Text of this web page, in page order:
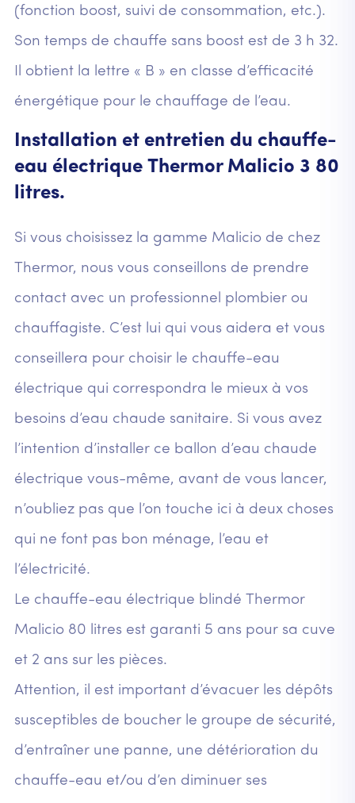
(fonction boost, suivi de consommation, etc.).
Son temps de chauffe sans boost est de 3 h 32.
Il obtient la lettre « B » en classe d’efficacité
énergétique pour le chauffage de l’eau.
Installation et entretien du chauffe-
eau électrique Thermor Malicio 3 80
litres.
Si vous choisissez la gamme Malicio de chez
Thermor, nous vous conseillons de prendre
contact avec un professionnel plombier ou
chauffagiste. C’est lui qui vous aidera et vous
conseillera pour choisir le chauffe-eau
électrique qui correspondra le mieux à vos
besoins d’eau chaude sanitaire. Si vous avez
l’intention d’installer ce ballon d’eau chaude
électrique vous-même, avant de vous lancer,
n’oubliez pas que l’on touche ici à deux choses
qui ne font pas bon ménage, l’eau et
l’électricité.
Le chauffe-eau électrique blindé Thermor
Malicio 80 litres est garanti 5 ans pour sa cuve
et 2 ans sur les pièces.
Attention, il est important d’évacuer les dépôts
susceptibles de boucher le groupe de sécurité,
d’entraîner une panne, une détérioration du
chauffe-eau et/ou d’en diminuer ses